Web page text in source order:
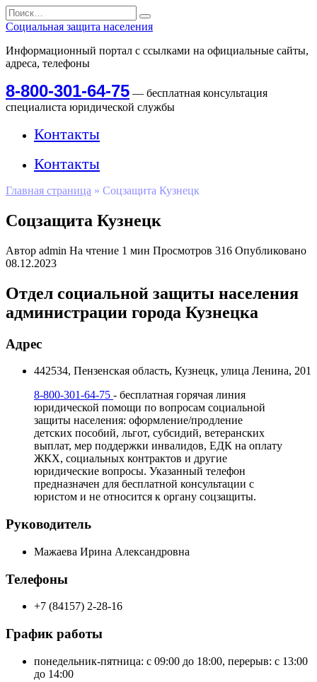
Перейти
к
содержанию
Search
for:
Социальная защита населения
Информационный портал с ссылками на официальные сайты,
адреса, телефоны
8-800-301-64-75 — бесплатная консультация
специалиста юридической службы
Контакты
Контакты
Главная страница » Соцзащита Кузнецк
Соцзащита Кузнецк
Автор admin На чтение 1 мин Просмотров 316 Опубликовано
08.12.2023
Отдел социальной защиты населения
администрации города Кузнецка
Адрес
442534, Пензенская область, Кузнецк, улица Ленина, 201
8-800-301-64-75 - бесплатная горячая линия
юридической помощи по вопросам социальной
защиты населения: оформление/продление
детских пособий, льгот, субсидий, ветеранских
выплат, мер поддержки инвалидов, ЕДК на оплату
ЖКХ, социальных контрактов и другие
юридические вопросы. Указанный телефон
предназначен для бесплатной консультации с
юристом и не относится к органу соцзащиты.
Руководитель
Мажаева Ирина Александровна
Телефоны
+7 (84157) 2-28-16
График работы
понедельник-пятница: с 09:00 до 18:00, перерыв: с 13:00
до 14:00